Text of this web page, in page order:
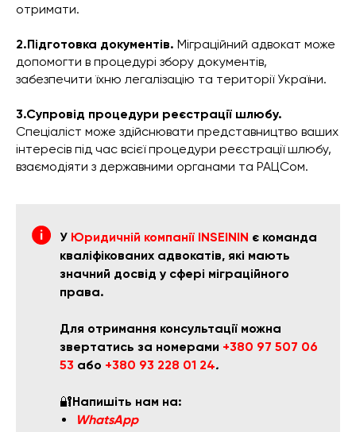
отримати.
2.Підготовка документів. Міграційний адвокат може
допомогти в процедурі збору документів,
забезпечити їхню легалізацію та території України.
3.Супровід процедури реєстрації шлюбу.
Спеціаліст може здійснювати представництво ваших
інтересів під час всієї процедури реєстрації шлюбу,
взаємодіяти з державними органами та РАЦСом.
У Юридичній компанії INSEININ є команда
кваліфікованих адвокатів, які мають
значний досвід у сфері міграційного
права.
Для отримання консультації можна
звертатись за номерами +380 97 507 06
53 або +380 93 228 01 24.
🔐Напишіть нам на:
WhatsApp